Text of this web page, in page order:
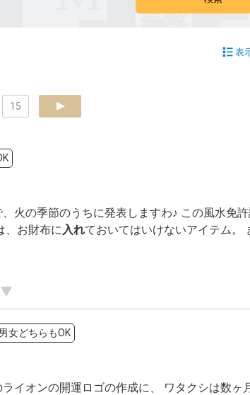
表
15 next
火の季節のうちに発表しますわ♪ この風水免
、お財布に入れておいてはいけないアイテム。
男女どちらもOK
ライオンの開運ロゴの作成に、 ワタクシは数ヶ